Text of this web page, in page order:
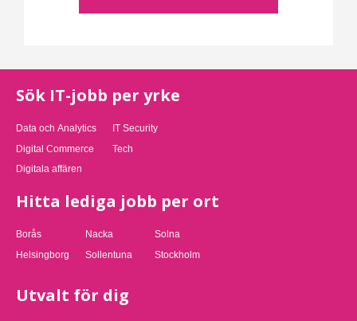
Sök IT-jobb per yrke
Data och Analytics
Digital Commerce
Digitala affären
IT Security
Tech
Hitta lediga jobb per ort
Borås
Helsingborg
Nacka
Sollentuna
Solna
Stockholm
Utvalt för dig